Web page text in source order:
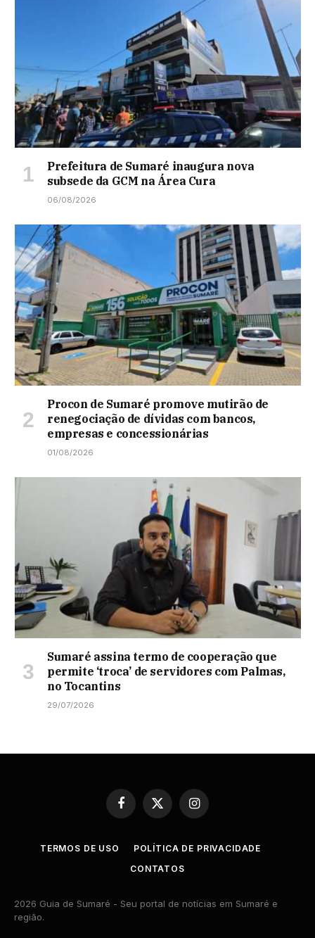
Prefeitura de Sumaré inaugura nova
subsede da GCM na Área Cura
06/08/2026
Procon de Sumaré promove mutirão de
renegociação de dívidas com bancos,
empresas e concessionárias
01/08/2026
Sumaré assina termo de cooperação que
permite ‘troca’ de servidores com Palmas,
no Tocantins
29/07/2026
Facebook
X
(Twitter)
Instagram
TERMOS DE USO
POLÍTICA DE PRIVACIDADE
CONTATOS
2026 Guia de Sumaré - Seu portal de notícias em Sumaré e
região.